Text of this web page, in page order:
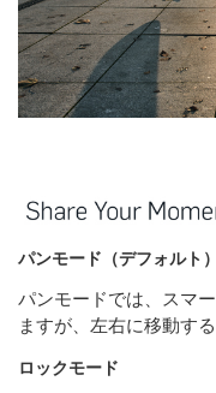
パンモード（デフォルト）
パンモードでは、スマ
ますが、左右に移動す
ロックモード